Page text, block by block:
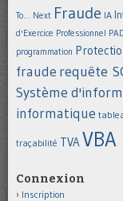
To... Next Fraude IA
d'Exercice Professionnel
programmation
fraude requête
Système
informatique
traçabilité TVA VBA
Connexion
Inscription